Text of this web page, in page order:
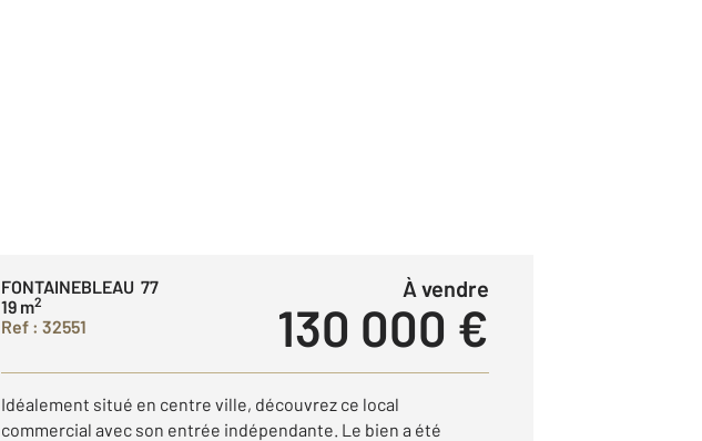
FONTAINEBLEAU 77
19 m2
Ref : 32551
à vendre
130 000 €
Idéalement situé en centre ville, découvrez ce local
commercial avec son entrée indépendante. Le bien a été